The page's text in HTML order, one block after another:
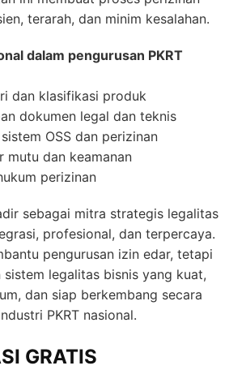
terarah, dan minim kesalahan.
dalam pengurusan PKRT
dan klasifikasi produk
dokumen legal dan teknis
OSS dan perizinan
mutu dan keamanan
perizinan
sebagai mitra strategis legalitas
profesional, dan terpercaya.
pengurusan izin edar, tetapi
sistem legalitas bisnis yang kuat,
dan siap berkembang secara
PKRT nasional.
GRATIS